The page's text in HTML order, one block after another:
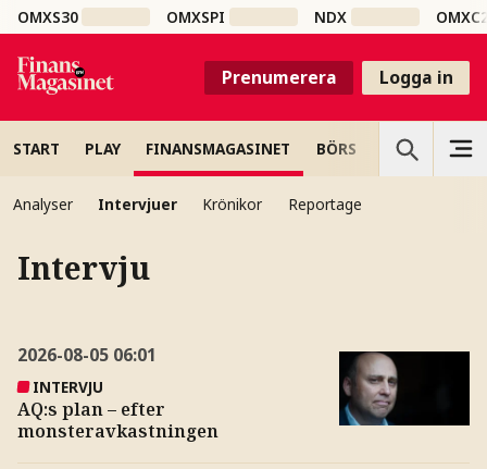
OMXS30 OMXSPI NDX
Prenumerera Logga in
START PLAY FINANSMAGASINET BÖRS VETENSKAP
Analyser Intervjuer Krönikor Reportage
Intervju
2026-08-05 06:01
INTERVJU
AQ:s plan – efter
monsteravkastningen